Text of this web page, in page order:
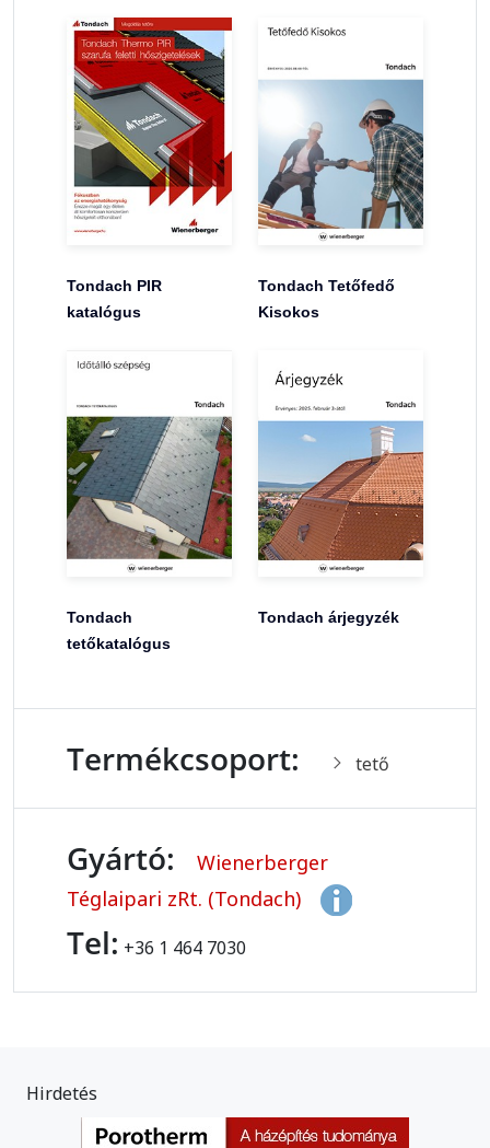
Tondach PIR
katalógus
Tondach Tetőfedő
Kisokos
Tondach
tetőkatalógus
Tondach árjegyzék
Termékcsoport: tető
Gyártó:
Wienerberger
Téglaipari zRt. (Tondach)
Tel: +36 1 464 7030
Hirdetés